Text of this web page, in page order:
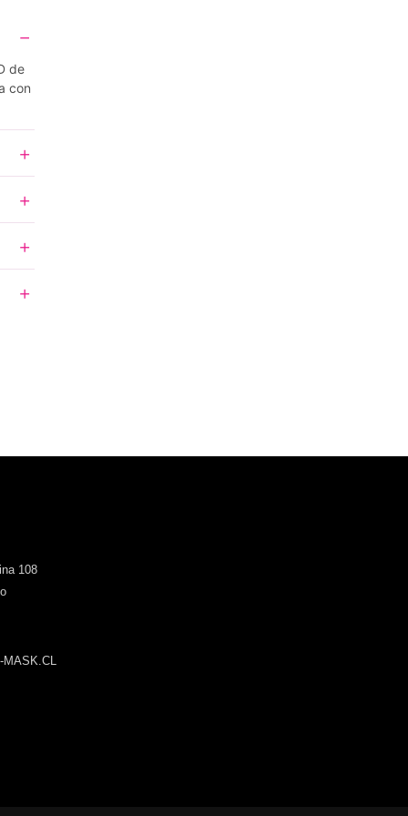
de
con
108
MASK.CL